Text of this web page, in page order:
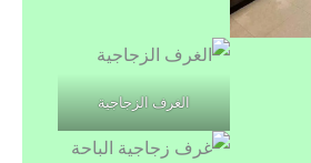
الغرف الزجاجية